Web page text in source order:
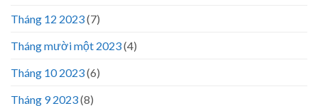
Tháng 12 2023(7)
Tháng mười một 2023(4)
Tháng 10 2023(6)
Tháng 9 2023(8)